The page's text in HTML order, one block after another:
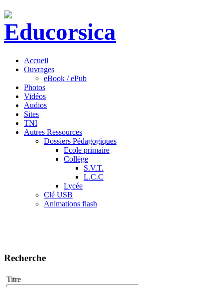
Accueil
Ouvrages
eBook / ePub
Photos
Vidéos
Audios
Sites
TNI
Autres Ressources
Dossiers Pédagogiques
Ecole primaire
Collège
S.V.T.
L.C.C
Lycée
Clé USB
Animations flash
Recherche
Titre